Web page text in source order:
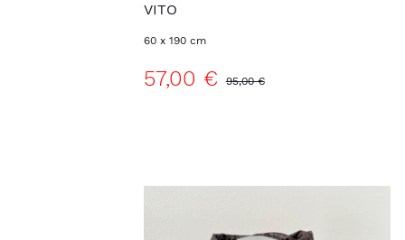
VITO
60 x 190 cm
57,00 € 95,00 €